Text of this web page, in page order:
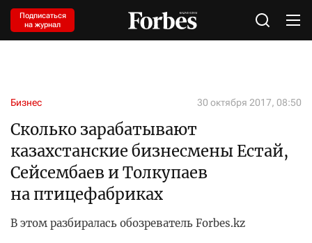
Подписаться
на журнал
Бизнес 30 октября 2017, 08:50
Сколько зарабатывают
казахстанские бизнесмены Естай,
Сейсембаев и Толкупаев
на птицефабриках
В этом разбиралась обозреватель Forbes.kz